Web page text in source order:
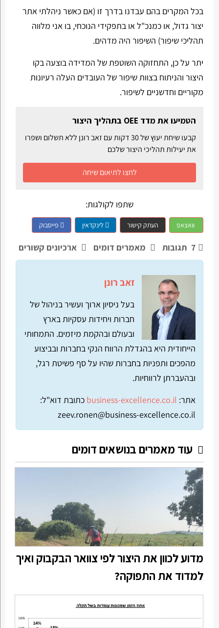
בכל המקרים בהם עבדנו בדרך זו (אם כאשר ניהלתי אתר
יצור גדול, או כמנכ"ל או בתפקידי הנוכחי, בו אני מלווה
תהליכי שיפור) השיפור היה מדהים.
יתר על כן, התחזוקה השוטפת של המדידה בוצעה בקו
היצור והניתוח בצוות שיפור של העובדים העלה רעיונות
מקוריים וחדשניים לשיפור.
הטמיעו את מדד OEE בתהליך היצור
קבעו שיחת יעוץ של 30 דקות עם זאב רונן ללא תשלום ושפרו
את יעילות תהליכי היצור שלכם
לחצו לתיאום שיחה
שתפו לקולגות:
וואצאפ העתק קישור לינקדאין פייסבוק
7 תגובות מאמרים דומים ארכיונים קשורים
זאב רונן
בעל ניסיון ארוך ועשיר בניהול של
חברות ויחידות עסקיות בארץ
ובעולם ובהקמת מיזמים. התמחותי
הייחודית היא בהגדלת הרווח הנקי בחברות ובביצוע
מהפכים ותפניות בחברות שהיו על סף פשיטת רגל,
ובהעברתן לרווחיות.
אתר: business-excellence.co.il כתובת דוא"ל:
zeev.ronen@business-excellence.co.il
עוד מאמרים בנושאים דומים
מדוע לכוון את היצור לפי צוואר הבקבוק ואיך
למדוד את התפוקה?